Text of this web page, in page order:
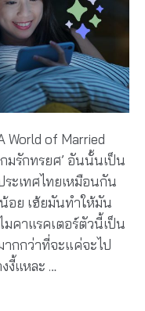
World of Married
กมรักทรยศ’ อันนั้นเป็น
ะเทศไทยเหมือนกัน
น้อย เฮ้ยมันทําให้มัน
คาแรคเตอร์ตัวนี้เป็น
ากกว่าที่จะแค่จะไป
งี้แหละ …